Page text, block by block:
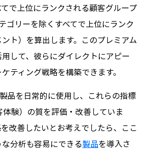
で上位にランクされる顧客グループ
ゴリーを除くすべてで上位にランク
ト）を算出します。このプレミアム
して、彼らにダイレクトにアピー
ティング戦略を構築できます。
品を日常的に使用し、これらの指標
体験）の質を評価・改善していま
改善したいとお考えでしたら、ここ
分析も容易にできる製品を導入さ